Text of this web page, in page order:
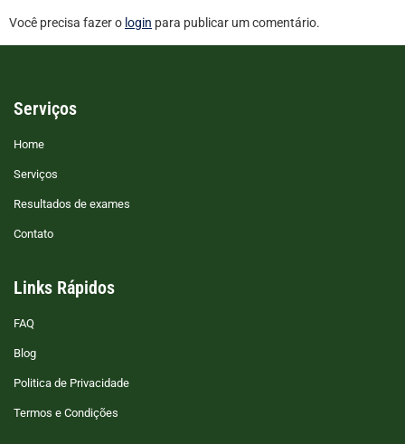
Você precisa fazer o login para publicar um comentário.
Serviços
Home
Serviços
Resultados de exames
Contato
Links Rápidos
FAQ
Blog
Politica de Privacidade
Termos e Condições